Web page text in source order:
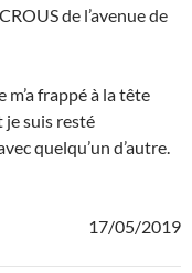
de l’avenue de
m’a frappé à la tête
je suis resté
quelqu’un d’autre.
17/05/2019